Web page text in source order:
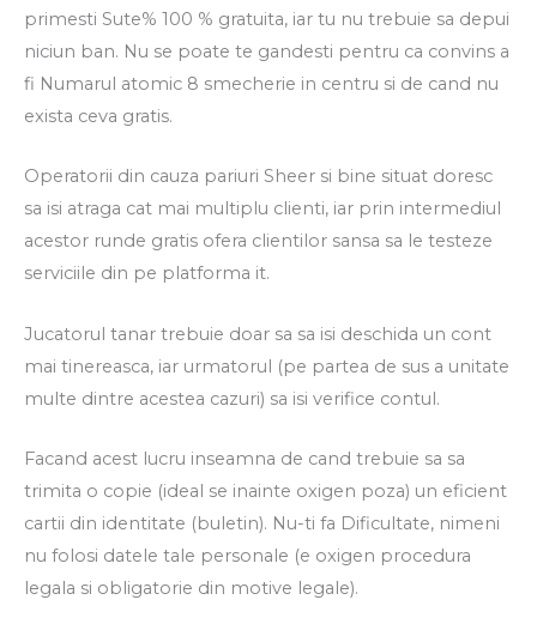
primesti Sute% 100 % gratuita, iar tu nu trebuie sa depui
niciun ban. Nu se poate te gandesti pentru ca convins a
fi Numarul atomic 8 smecherie in centru si de cand nu
exista ceva gratis.
Operatorii din cauza pariuri Sheer si bine situat doresc
sa isi atraga cat mai multiplu clienti, iar prin intermediul
acestor runde gratis ofera clientilor sansa sa le testeze
serviciile din pe platforma it.
Jucatorul tanar trebuie doar sa sa isi deschida un cont
mai tinereasca, iar urmatorul (pe partea de sus a unitate
multe dintre acestea cazuri) sa isi verifice contul.
Facand acest lucru inseamna de cand trebuie sa sa
trimita o copie (ideal se inainte oxigen poza) un eficient
cartii din identitate (buletin). Nu-ti fa Dificultate, nimeni
nu folosi datele tale personale (e oxigen procedura
legala si obligatorie din motive legale).